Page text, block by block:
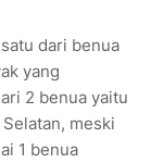
dari benua
yang
2 benua yaitu
meski
1 benua